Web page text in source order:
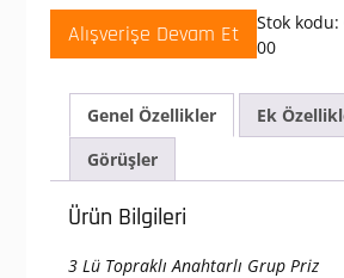
Topraklı
Metre
Kablolu
Anahtarlı
Grup
adet
Alışverişe Devam Et Stok kodu:
00
Genel Özellikler
Ek
Görüşler
Ürün Bilgileri
3 Lü Topraklı Anahtarlı Grup Priz